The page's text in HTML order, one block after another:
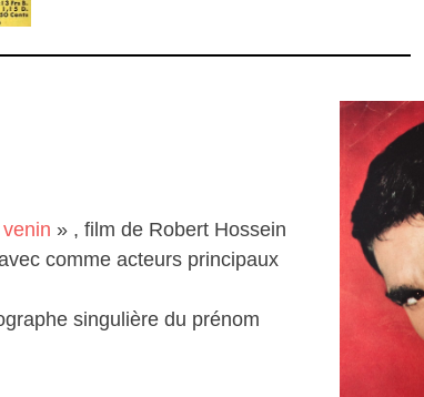
» , film de Robert Hossein
comme acteurs principaux
singulière du prénom